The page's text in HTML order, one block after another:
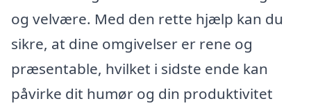
og velvære. Med den rette hjælp kan du
sikre, at dine omgivelser er rene og
præsentable, hvilket i sidste ende kan
påvirke dit humør og din produktivitet